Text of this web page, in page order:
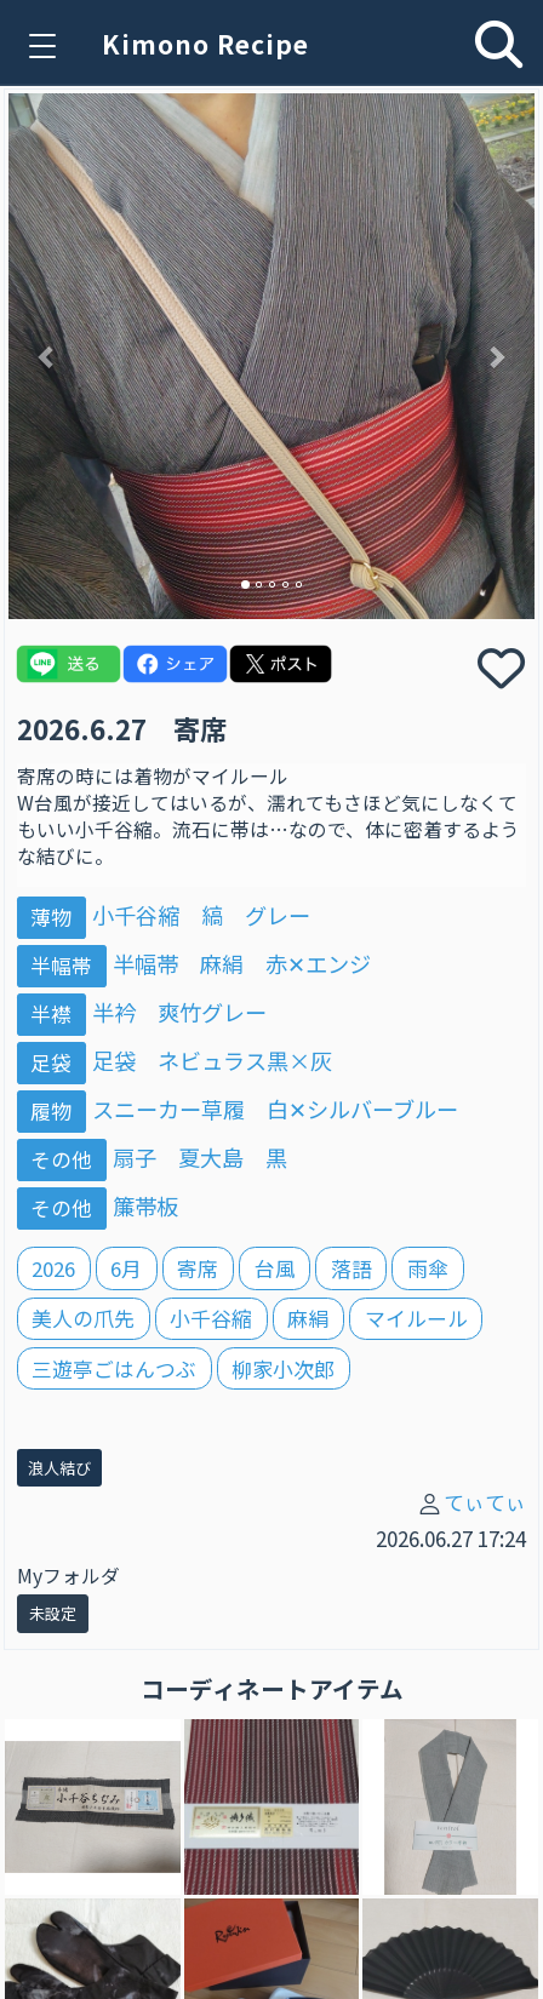
Kimono Recipe
Previous
2026.6.27 寄席
寄席の時には着物がマイルール
W台風が接近してはいるが、濡れてもさほど気にしなくて
もいい小千谷縮。流石に帯は…なので、体に密着するよう
な結びに。
薄物 小千谷縮 縞 グレー
半幅帯 半幅帯 麻絹 赤✕エンジ
半襟 半衿 爽竹グレー
足袋 足袋 ネビュラス黒×灰
履物 スニーカー草履 白✕シルバーブルー
その他 扇子 夏大島 黒
その他 簾帯板
2026 6月 寄席 台風 落語
雨傘
美人の爪先
小千谷縮 麻絹
マイルール
三遊亭ごはんつぶ
柳家小次郎
浪人結び
てぃてぃ
2026.06.27 17:24
Myフォルダ
未設定
コーディネートアイテム